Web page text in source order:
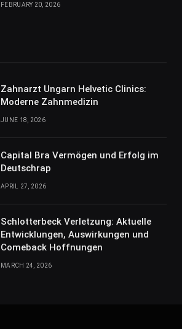
FEBRUARY 20, 2026
Zahnarzt Ungarn Helvetic Clinics:
Moderne Zahnmedizin
JUNE 18, 2026
Capital Bra Vermögen und Erfolg im
Deutschrap
APRIL 27, 2026
Schlotterbeck Verletzung: Aktuelle
Entwicklungen, Auswirkungen und
Comeback Hoffnungen
MARCH 24, 2026